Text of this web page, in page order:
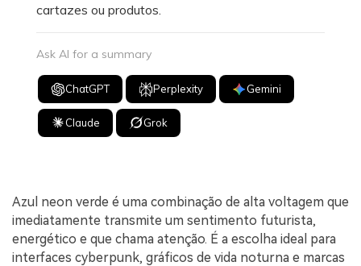
cartazes ou produtos.
Ask AI for a summary
ChatGPT Perplexity Gemini
Claude Grok
Azul neon verde é uma combinação de alta voltagem que
imediatamente transmite um sentimento futurista,
energético e que chama atenção. É a escolha ideal para
interfaces cyberpunk, gráficos de vida noturna e marcas